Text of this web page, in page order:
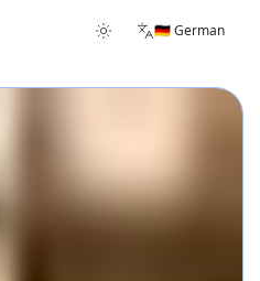
🇩🇪 German